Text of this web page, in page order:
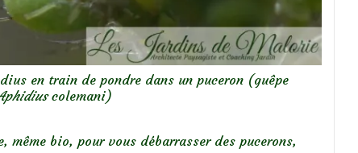
en train de pondre dans un puceron (guêpe
colemani)
bio, pour vous débarrasser des pucerons,